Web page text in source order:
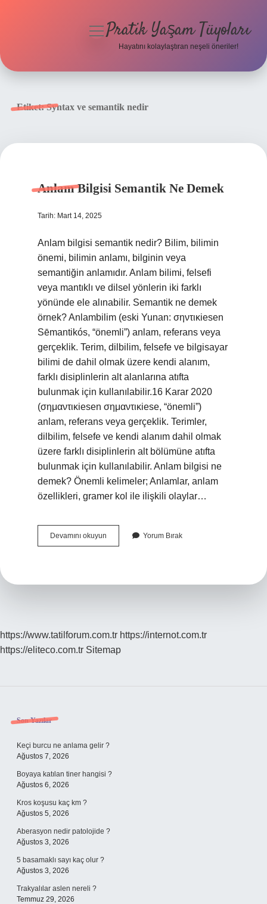
menüyü
Pratik Yaşam Tüyoları
Hayatını kolaylaştıran neşeli öneriler!
Etiket:Syntax ve semantik nedir
Anlam Bilgisi Semantik Ne Demek
Tarih: Mart 14, 2025
Anlam bilgisi semantik nedir? Bilim, bilimin
önemi, bilimin anlamı, bilginin veya
semantiğin anlamıdır. Anlam bilimi, felsefi
veya mantıklı ve dilsel yönlerin iki farklı
yönünde ele alınabilir. Semantik ne demek
örnek? Anlambilim (eski Yunan: σηντικiesen
Sēmantikós, “önemli”) anlam, referans veya
gerçeklik. Terim, dilbilim, felsefe ve bilgisayar
bilimi de dahil olmak üzere kendi alanım,
farklı disiplinlerin alt alanlarına atıfta
bulunmak için kullanılabilir.16 Karar 2020
(σημαντικiesen σημαντικiese, “önemli”)
anlam, referans veya gerçeklik. Terimler,
dilbilim, felsefe ve kendi alanım dahil olmak
üzere farklı disiplinlerin alt bölümüne atıfta
bulunmak için kullanılabilir. Anlam bilgisi ne
demek? Önemli kelimeler; Anlamlar, anlam
özellikleri, gramer kol ile ilişkili olaylar…
Devamını okuyun
Bilgisi
Yorum Bırak
https://www.tatilforum.com.tr https://internot.com.tr
https://eliteco.com.tr Sitemap
Sidebar
Son Yazılar
Keçi burcu ne anlama gelir ?
Ağustos 7, 2026
Boyaya katılan tiner hangisi ?
Ağustos 6, 2026
Kros koşusu kaç km ?
Ağustos 5, 2026
Aberasyon nedir patolojide ?
Ağustos 3, 2026
5 basamaklı sayı kaç olur ?
Ağustos 3, 2026
Trakyalılar aslen nereli ?
Temmuz 29, 2026